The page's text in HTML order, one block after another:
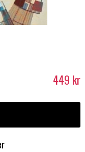
449 kr